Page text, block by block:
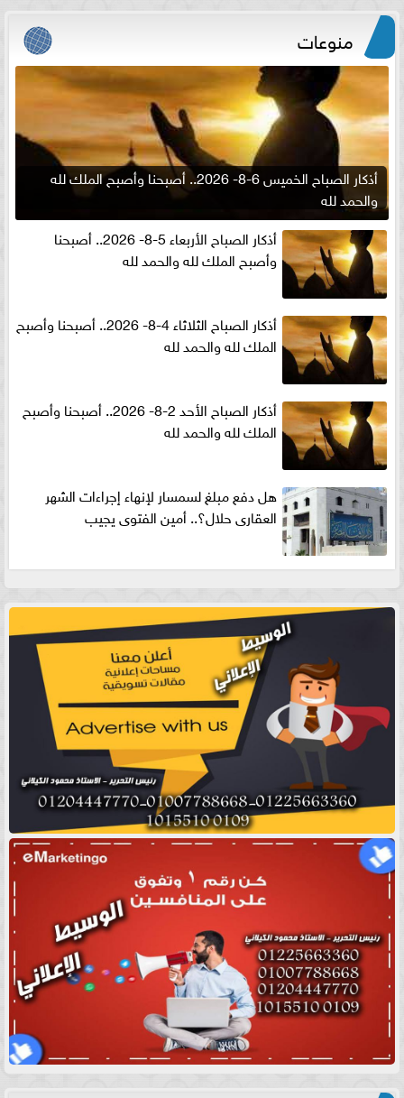
منوعات
أذكار الصباح الخميس 6-8- 2026.. أصبحنا وأصبح الملك لله
والحمد لله
أذكار الصباح الأربعاء 5-8- 2026.. أصبحنا
وأصبح الملك لله والحمد لله
أذكار الصباح الثلاثاء 4-8- 2026.. أصبحنا وأصبح
الملك لله والحمد لله
أذكار الصباح الأحد 2-8- 2026.. أصبحنا وأصبح
الملك لله والحمد لله
هل دفع مبلغ لسمسار لإنهاء إجراءات الشهر
العقارى حلال؟.. أمين الفتوى يجيب